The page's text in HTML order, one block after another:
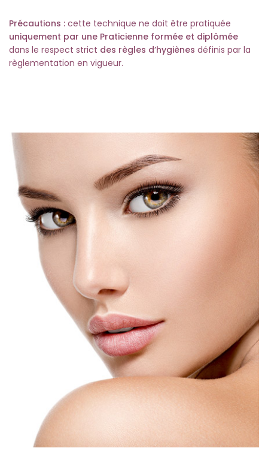
Précautions : cette technique ne doit être pratiquée
uniquement par une Praticienne formée et diplômée
dans le respect strict des règles d’hygiènes définis par la
règlementation en vigueur.